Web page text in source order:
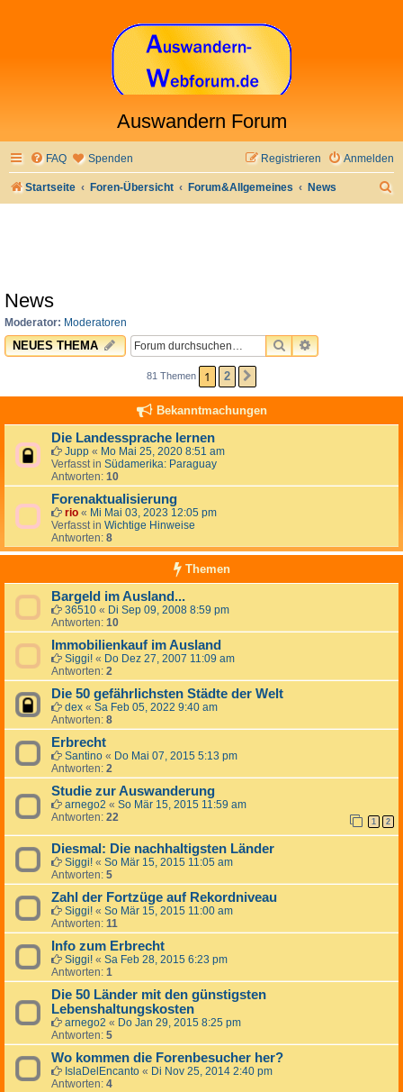
Auswandern Forum
FAQ Spenden Anmelden
Registrieren
Startseite Foren-Übersicht Forum&Allgemeines News
News
Moderator: Moderatoren
NEUES THEMA SUCHEERWEITERTE
81 Themen 1 2
Bekanntmachungen
Die Landessprache lernen
Jupp « Mo Mai 25, 2020 8:51 am
Verfasst in Südamerika: Paraguay
Antworten: 10
Forenaktualisierung
rio « Mi Mai 03, 2023 12:05 pm
Verfasst in Wichtige Hinweise
Antworten: 8
Themen
Bargeld im Ausland...
36510 « Di Sep 09, 2008 8:59 pm
Antworten: 10
Immobilienkauf im Ausland
Siggi! « Do Dez 27, 2007 11:09 am
Antworten: 2
Die 50 gefährlichsten Städte der Welt
dex « Sa Feb 05, 2022 9:40 am
Antworten: 8
Erbrecht
Santino « Do Mai 07, 2015 5:13 pm
Antworten: 2
Studie zur Auswanderung
arnego2 « So Mär 15, 2015 11:59 am
Antworten: 22 1 2
Diesmal: Die nachhaltigsten Länder
Siggi! « So Mär 15, 2015 11:05 am
Antworten: 5
Zahl der Fortzüge auf Rekordniveau
Siggi! « So Mär 15, 2015 11:00 am
Antworten: 11
Info zum Erbrecht
Siggi! « Sa Feb 28, 2015 6:23 pm
Antworten: 1
Die 50 Länder mit den günstigsten
Lebenshaltungskosten
arnego2 « Do Jan 29, 2015 8:25 pm
Antworten: 5
Wo kommen die Forenbesucher her?
IslaDelEncanto « Di Nov 25, 2014 2:40 pm
Antworten: 4